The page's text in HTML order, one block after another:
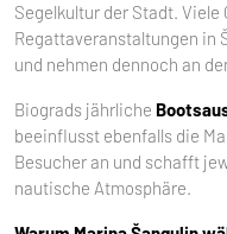
Segelkultur der Stadt.
Regattaveranstaltungen in
und nehmen dennoch an
Biograds jährliche
beeinflusst ebenfalls die
Besucher an und schafft
nautische Atmosphäre.